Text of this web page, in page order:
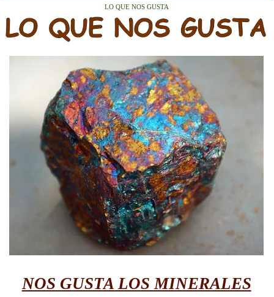
LO QUE NOS GUSTA
NOS GUSTA LOS MINERALES